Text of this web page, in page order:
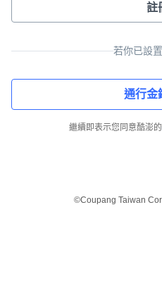
註
若你已設
通行金
繼續即表示您同意酷澎的
©Coupang Taiwan